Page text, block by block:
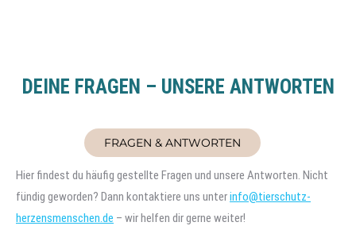
DEINE FRAGEN – UNSERE ANTWORTEN
FRAGEN & ANTWORTEN
Hier findest du häufig gestellte Fragen und unsere Antworten. Nicht
fündig geworden? Dann kontaktiere uns unterinfo@tierschutz-
herzensmenschen.de – wir helfen dir gerne weiter!